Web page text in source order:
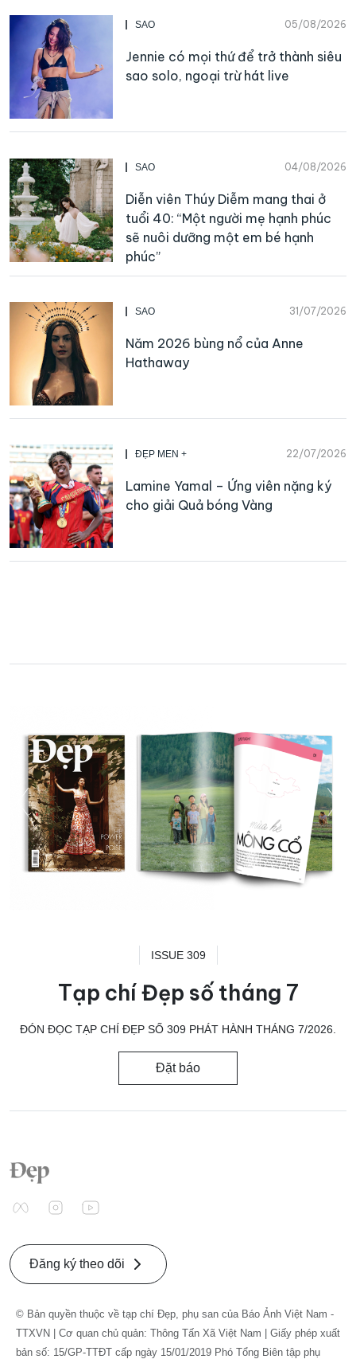
SAO 05/08/2026
Jennie có mọi thứ để trở thành siêu
sao solo, ngoại trừ hát live
SAO 04/08/2026
Diễn viên Thúy Diễm mang thai ở
tuổi 40: “Một người mẹ hạnh phúc
sẽ nuôi dưỡng một em bé hạnh
phúc”
SAO 31/07/2026
Năm 2026 bùng nổ của Anne
Hathaway
ĐẸP MEN + 22/07/2026
Lamine Yamal – Ứng viên nặng ký
cho giải Quả bóng Vàng
ISSUE 309
Tạp chí Đẹp số tháng 7
ĐÓN ĐỌC TẠP CHÍ ĐẸP SỐ 309 PHÁT HÀNH THÁNG 7/2026.
Đặt báo
Đăng ký theo dõi
© Bản quyền thuộc về tạp chí Đẹp, phụ san của Báo Ảnh Việt Nam -
TTXVN | Cơ quan chủ quản: Thông Tấn Xã Việt Nam | Giấy phép xuất
bản số: 15/GP-TTĐT cấp ngày 15/01/2019 Phó Tổng Biên tập phụ